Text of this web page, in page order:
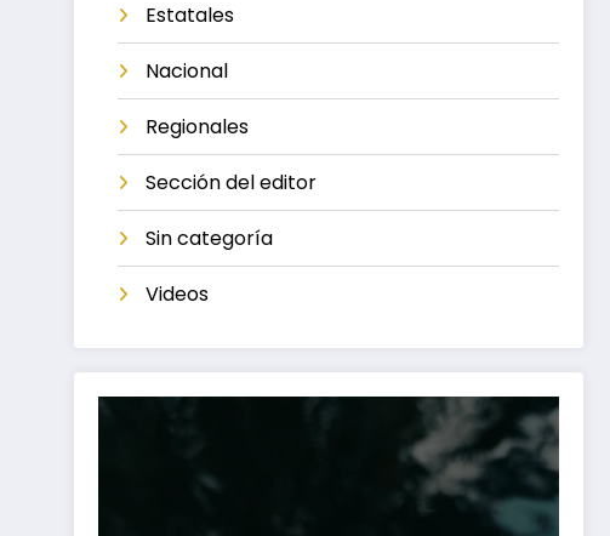
Estatales
Nacional
Regionales
Sección del editor
Sin categoría
Videos